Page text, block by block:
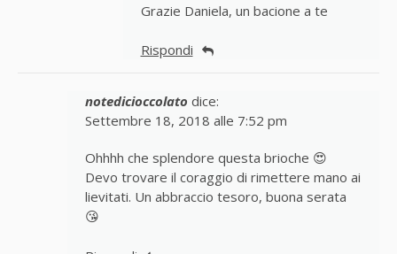
Grazie Daniela, un bacione a te
Rispondi
notedicioccolato dice:
Settembre 18, 2018 alle 7:52 pm
Ohhhh che splendore questa brioche 😍
Devo trovare il coraggio di rimettere mano ai
lievitati. Un abbraccio tesoro, buona serata
😘